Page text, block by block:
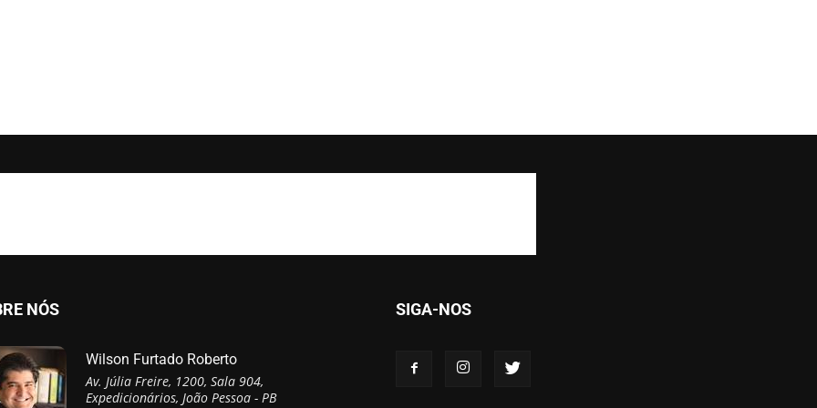
NÓS
Wilson Furtado Roberto
Av. Júlia Freire, 1200, Sala 904,
Expedicionários, João Pessoa - PB
SIGA-NOS